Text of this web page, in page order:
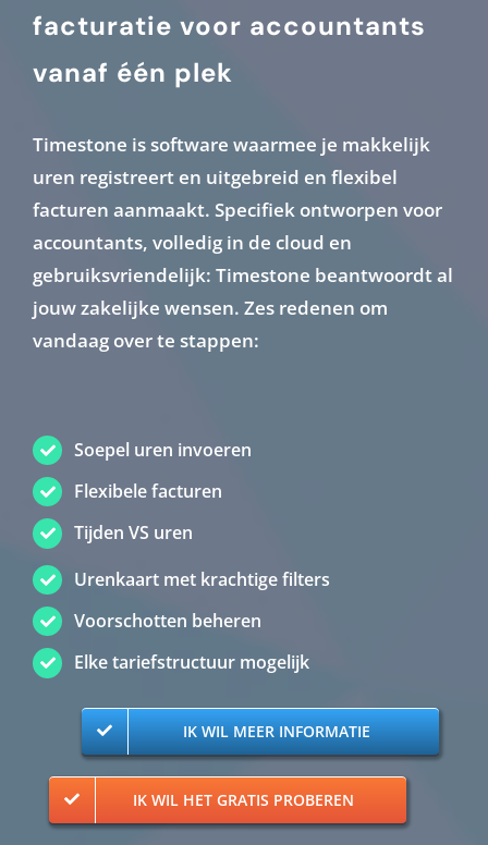
Contact
facturatie voor accountants
vanaf één plek
Timestone is software waarmee je makkelijk
uren registreert en uitgebreid en flexibel
facturen aanmaakt. Specifiek ontworpen voor
accountants, volledig in de cloud en
gebruiksvriendelijk: Timestone beantwoordt al
jouw zakelijke wensen. Zes redenen om
vandaag over te stappen:
Soepel uren invoeren
Flexibele facturen
Tijden VS uren
Urenkaart met krachtige filters
Voorschotten beheren
Elke tariefstructuur mogelijk
IK WIL MEER INFORMATIE
IK WIL HET GRATIS PROBEREN